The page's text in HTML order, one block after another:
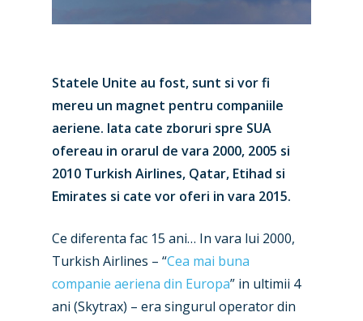
Statele Unite au fost, sunt si vor fi
mereu un magnet pentru companiile
aeriene. Iata cate zboruri spre SUA
ofereau in orarul de vara 2000, 2005 si
2010 Turkish Airlines, Qatar, Etihad si
Emirates si cate vor oferi in vara 2015.
Ce diferenta fac 15 ani… In vara lui 2000,
Turkish Airlines – “Cea mai buna
companie aeriena din Europa” in ultimii 4
ani (Skytrax) – era singurul operator din